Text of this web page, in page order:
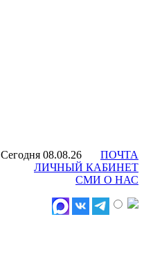
Сегодня 08.08.26
ПОЧТА
ЛИЧНЫЙ КАБИНЕТ
СМИ О НАС